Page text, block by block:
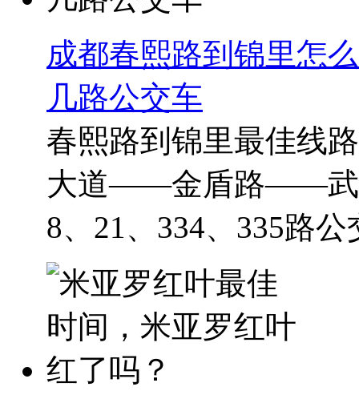
成都春熙路到锦里怎
几路公交车
春熙路到锦里最佳
大道——金盾路——武
8、21、334、335路